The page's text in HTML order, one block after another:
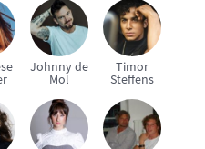
Johnny de
Mol
Timor
Steffens